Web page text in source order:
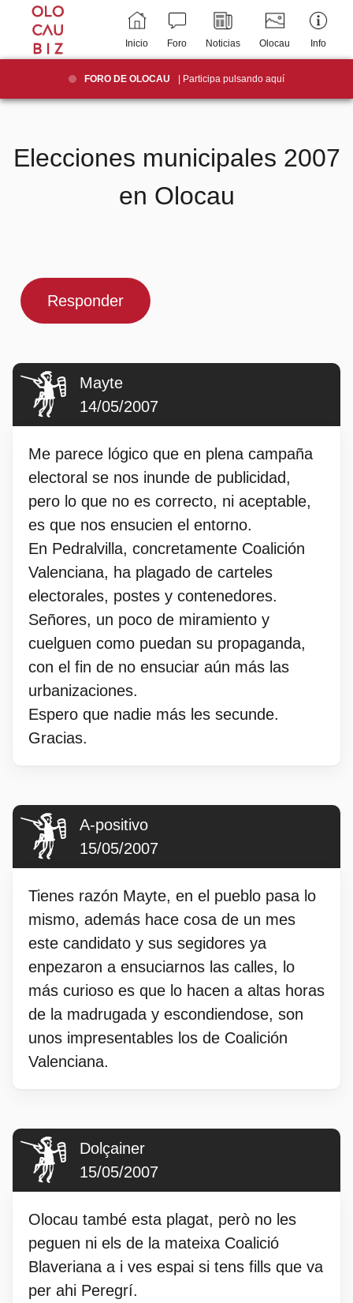
Inicio Foro Noticias Olocau Info
FORO DE OLOCAU | Participa pulsando aquí
Elecciones municipales 2007
en Olocau
Responder
Mayte
14/05/2007
Me parece lógico que en plena campaña
electoral se nos inunde de publicidad,
pero lo que no es correcto, ni aceptable,
es que nos ensucien el entorno.
En Pedralvilla, concretamente Coalición
Valenciana, ha plagado de carteles
electorales, postes y contenedores.
Señores, un poco de miramiento y
cuelguen como puedan su propaganda,
con el fin de no ensuciar aún más las
urbanizaciones.
Espero que nadie más les secunde.
Gracias.
A-positivo
15/05/2007
Tienes razón Mayte, en el pueblo pasa lo
mismo, además hace cosa de un mes
este candidato y sus segidores ya
enpezaron a ensuciarnos las calles, lo
más curioso es que lo hacen a altas horas
de la madrugada y escondiendose, son
unos impresentables los de Coalición
Valenciana.
Dolçainer
15/05/2007
Olocau també esta plagat, però no les
peguen ni els de la mateixa Coalició
Blaveriana a i ves espai si tens fills que va
per ahi Peregrí.